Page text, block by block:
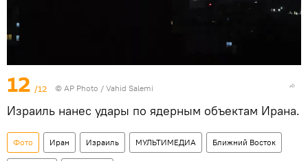
12 /12 © AP Photo / Vahid Salemi
Израиль нанес удары по ядерным объектам Ирана.
Фото Иран Израиль МУЛЬТИМЕДИА Ближний Восток